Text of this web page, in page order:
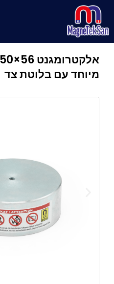
לתוכן
מיוחד עם בלוטת צד